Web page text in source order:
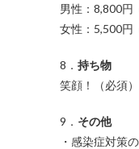
男性：8,800円
女性：5,500円
8． 持ち物
笑顔！（必須
9． その他
・感染症対策